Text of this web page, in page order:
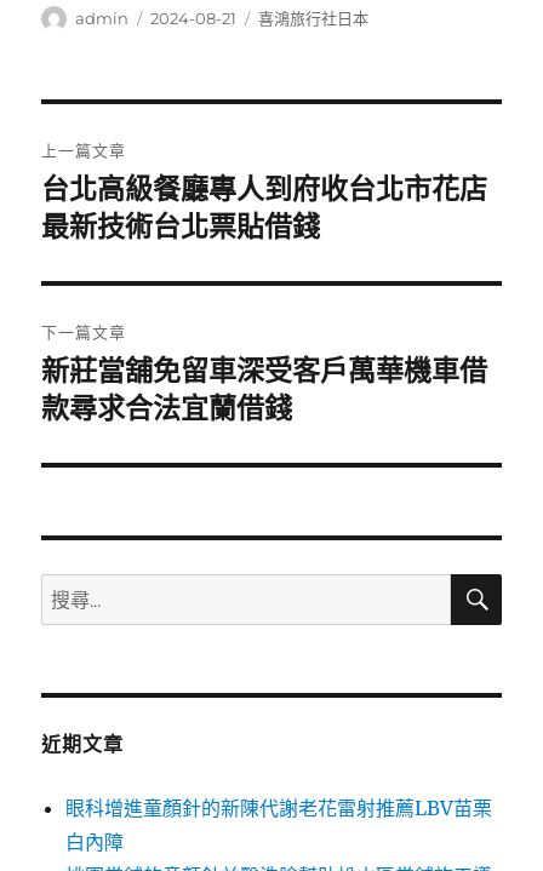
作
admin
發
2024-08-21
分
喜鴻旅行社日本
章
導
覽
上一篇文章
上
一
文
章:
台北高級餐廳專人到府收台北市花店
最新技術台北票貼借錢
下一篇文章
下
一
文
新莊當舖免留車深受客戶萬華機車借
款尋求合法宜蘭借錢
搜
尋
鍵
搜
近期文章
眼科增進童顏針的新陳代謝老花雷射推薦LBV苗栗
白內障